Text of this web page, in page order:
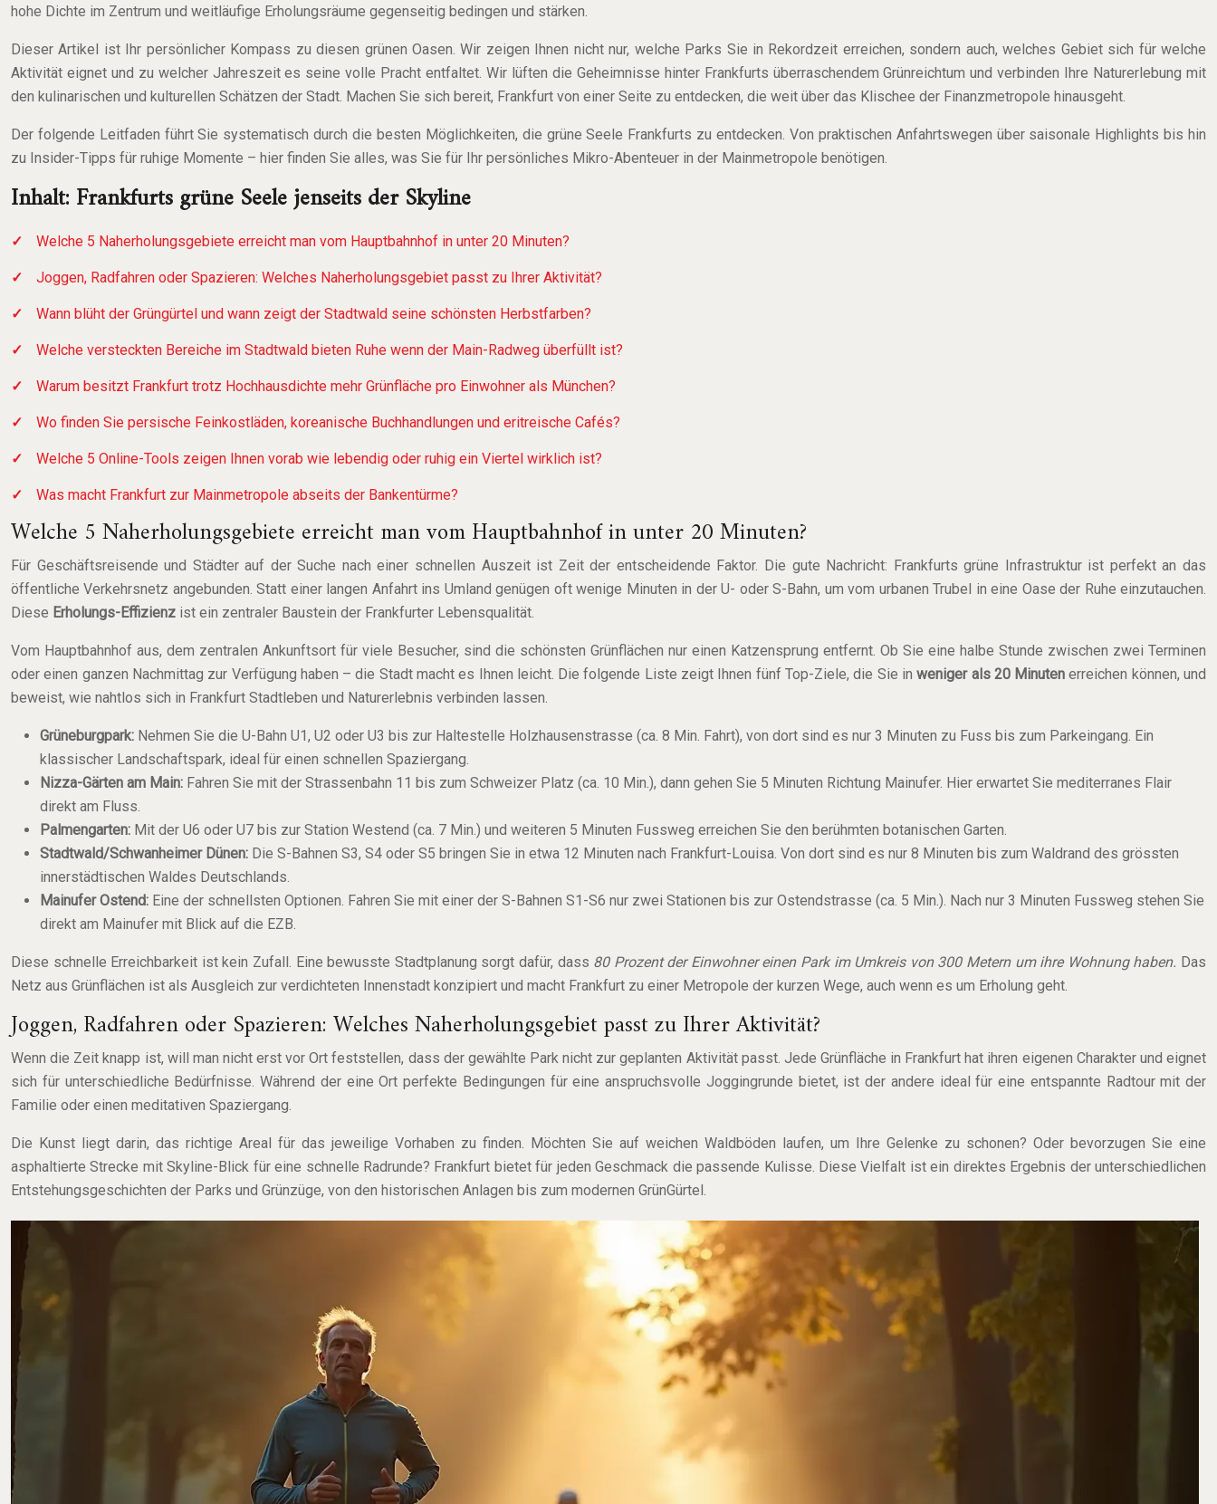
hohe Dichte im Zentrum und weitläufige Erholungsräume gegenseitig bedingen und stärken.
Dieser Artikel ist Ihr persönlicher Kompass zu diesen grünen Oasen. Wir zeigen Ihnen nicht nur, welche Parks Sie in Rekordzeit erreichen, sondern auch, welches Gebiet sich für welche
Aktivität eignet und zu welcher Jahreszeit es seine volle Pracht entfaltet. Wir lüften die Geheimnisse hinter Frankfurts überraschendem Grünreichtum und verbinden Ihre Naturerlebung mit
den kulinarischen und kulturellen Schätzen der Stadt. Machen Sie sich bereit, Frankfurt von einer Seite zu entdecken, die weit über das Klischee der Finanzmetropole hinausgeht.
Der folgende Leitfaden führt Sie systematisch durch die besten Möglichkeiten, die grüne Seele Frankfurts zu entdecken. Von praktischen Anfahrtswegen über saisonale Highlights bis hin
zu Insider-Tipps für ruhige Momente – hier finden Sie alles, was Sie für Ihr persönliches Mikro-Abenteuer in der Mainmetropole benötigen.
Inhalt: Frankfurts grüne Seele jenseits der Skyline
Welche 5 Naherholungsgebiete erreicht man vom Hauptbahnhof in unter 20 Minuten?
Joggen, Radfahren oder Spazieren: Welches Naherholungsgebiet passt zu Ihrer Aktivität?
Wann blüht der Grüngürtel und wann zeigt der Stadtwald seine schönsten Herbstfarben?
Welche versteckten Bereiche im Stadtwald bieten Ruhe wenn der Main-Radweg überfüllt ist?
Warum besitzt Frankfurt trotz Hochhausdichte mehr Grünfläche pro Einwohner als München?
Wo finden Sie persische Feinkostläden, koreanische Buchhandlungen und eritreische Cafés?
Welche 5 Online-Tools zeigen Ihnen vorab wie lebendig oder ruhig ein Viertel wirklich ist?
Was macht Frankfurt zur Mainmetropole abseits der Bankentürme?
Welche 5 Naherholungsgebiete erreicht man vom Hauptbahnhof in unter 20 Minuten?
Für Geschäftsreisende und Städter auf der Suche nach einer schnellen Auszeit ist Zeit der entscheidende Faktor. Die gute Nachricht: Frankfurts grüne Infrastruktur ist perfekt an das
öffentliche Verkehrsnetz angebunden. Statt einer langen Anfahrt ins Umland genügen oft wenige Minuten in der U- oder S-Bahn, um vom urbanen Trubel in eine Oase der Ruhe einzutauchen.
Diese Erholungs-Effizienz ist ein zentraler Baustein der Frankfurter Lebensqualität.
Vom Hauptbahnhof aus, dem zentralen Ankunftsort für viele Besucher, sind die schönsten Grünflächen nur einen Katzensprung entfernt. Ob Sie eine halbe Stunde zwischen zwei Terminen
oder einen ganzen Nachmittag zur Verfügung haben – die Stadt macht es Ihnen leicht. Die folgende Liste zeigt Ihnen fünf Top-Ziele, die Sie inweniger als 20 Minuten erreichen können, und
beweist, wie nahtlos sich in Frankfurt Stadtleben und Naturerlebnis verbinden lassen.
Grüneburgpark: Nehmen Sie die U-Bahn U1, U2 oder U3 bis zur Haltestelle Holzhausenstrasse (ca. 8 Min. Fahrt), von dort sind es nur 3 Minuten zu Fuss bis zum Parkeingang. Ein
klassischer Landschaftspark, ideal für einen schnellen Spaziergang.
Nizza-Gärten am Main: Fahren Sie mit der Strassenbahn 11 bis zum Schweizer Platz (ca. 10 Min.), dann gehen Sie 5 Minuten Richtung Mainufer. Hier erwartet Sie mediterranes Flair
direkt am Fluss.
Palmengarten: Mit der U6 oder U7 bis zur Station Westend (ca. 7 Min.) und weiteren 5 Minuten Fussweg erreichen Sie den berühmten botanischen Garten.
Stadtwald/Schwanheimer Dünen: Die S-Bahnen S3, S4 oder S5 bringen Sie in etwa 12 Minuten nach Frankfurt-Louisa. Von dort sind es nur 8 Minuten bis zum Waldrand des grössten
innerstädtischen Waldes Deutschlands.
Mainufer Ostend: Eine der schnellsten Optionen. Fahren Sie mit einer der S-Bahnen S1-S6 nur zwei Stationen bis zur Ostendstrasse (ca. 5 Min.). Nach nur 3 Minuten Fussweg stehen Sie
direkt am Mainufer mit Blick auf die EZB.
Diese schnelle Erreichbarkeit ist kein Zufall. Eine bewusste Stadtplanung sorgt dafür, dass 80 Prozent der Einwohner einen Park im Umkreis von 300 Metern um ihre Wohnung haben. Das
Netz aus Grünflächen ist als Ausgleich zur verdichteten Innenstadt konzipiert und macht Frankfurt zu einer Metropole der kurzen Wege, auch wenn es um Erholung geht.
Joggen, Radfahren oder Spazieren: Welches Naherholungsgebiet passt zu Ihrer Aktivität?
Wenn die Zeit knapp ist, will man nicht erst vor Ort feststellen, dass der gewählte Park nicht zur geplanten Aktivität passt. Jede Grünfläche in Frankfurt hat ihren eigenen Charakter und eignet
sich für unterschiedliche Bedürfnisse. Während der eine Ort perfekte Bedingungen für eine anspruchsvolle Joggingrunde bietet, ist der andere ideal für eine entspannte Radtour mit der
Familie oder einen meditativen Spaziergang.
Die Kunst liegt darin, das richtige Areal für das jeweilige Vorhaben zu finden. Möchten Sie auf weichen Waldböden laufen, um Ihre Gelenke zu schonen? Oder bevorzugen Sie eine
asphaltierte Strecke mit Skyline-Blick für eine schnelle Radrunde? Frankfurt bietet für jeden Geschmack die passende Kulisse. Diese Vielfalt ist ein direktes Ergebnis der unterschiedlichen
Entstehungsgeschichten der Parks und Grünzüge, von den historischen Anlagen bis zum modernen GrünGürtel.